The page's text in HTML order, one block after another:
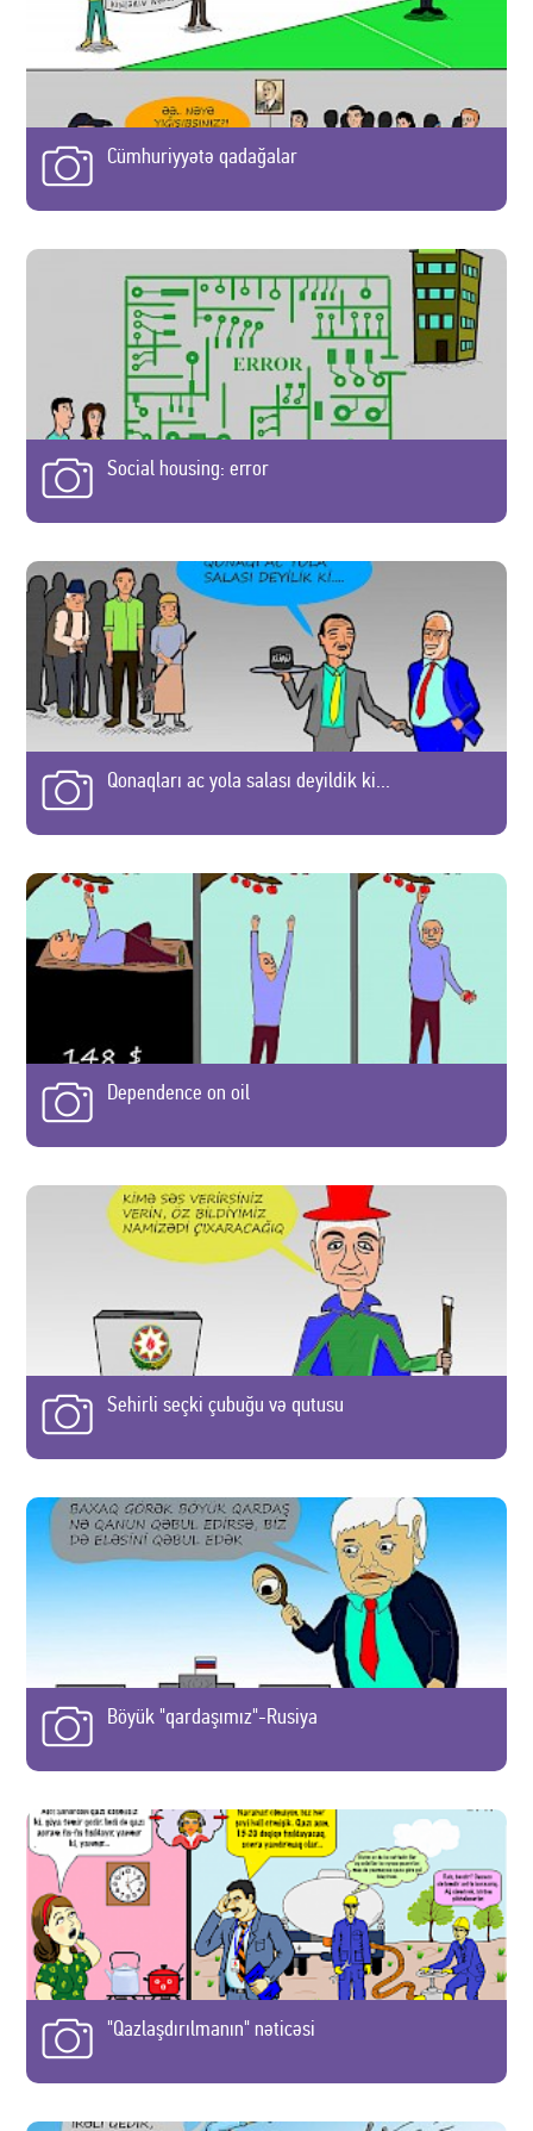
Cümhuriyyətə qadağalar
Social housing: error
Qonaqları ac yola salası deyildik ki...
Dependence on oil
Sehirli seçki çubuğu və qutusu
Böyük "qardaşımız"-Rusiya
"Qazlaşdırılmanın" nəticəsi